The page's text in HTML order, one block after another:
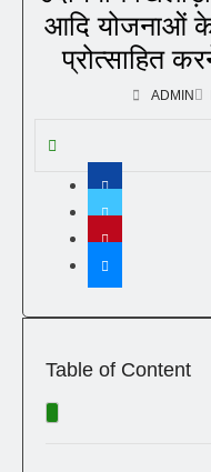
आदि योजनाओं के
प्रोत्साहित
ADMIN
Table of Content